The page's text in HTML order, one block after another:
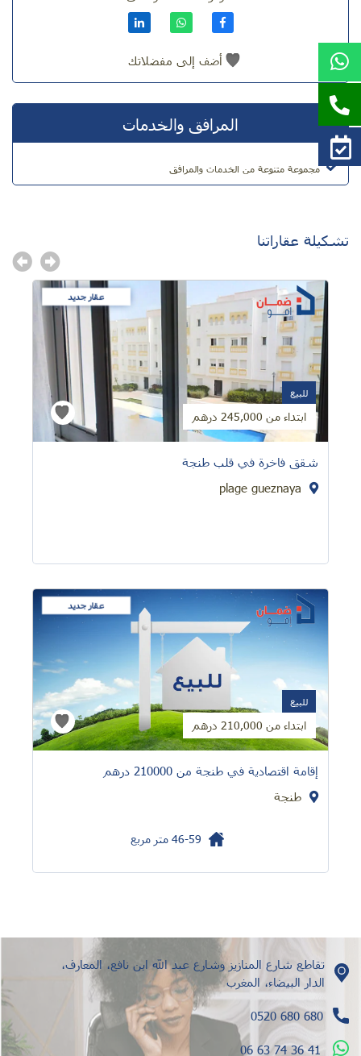
أضف إلى مفضلاتك
المرافق والخدمات
مجموعة متنوعة من الخدمات والمرافق
تشكيلة عقاراتنا
عقار جديد
للبيع
ابتداء من 245,000 درهم
شقق فاخرة في قلب طنجة
plage gueznaya
عقار جديد
للبيع
ابتداء من 210,000 درهم
إقامة اقتصادية في طنجة من 210000 درهم
طنجة
متر مربع
تقاطع شارع المنازيز وشارع عبد الله ابن نافع، المعارف،
الدار البيضاء، المغرب
0520 680 680
06 63 74 36 41